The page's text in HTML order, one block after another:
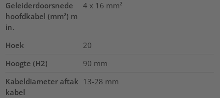
Geleiderdoorsnede
hoofdkabel (mm²) m
in.
4 x 16 mm²
Hoek
20
Hoogte (H2)
90 mm
Kabeldiameter aftak
kabel
13-28 mm